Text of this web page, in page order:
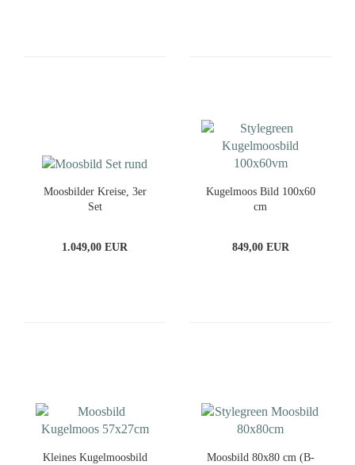
Moosbilder Kreise, 3er
Set
1.049,00 EUR
Kugelmoos Bild 100x60
cm
849,00 EUR
Kleines Kugelmoosbild
Moosbild 80x80 cm (B-